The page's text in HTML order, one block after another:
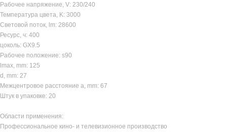
Рабочее напряжение, V: 230/240
Температура цвета, K: 3000
Световой поток, lm: 28600
Ресурс, ч: 400
цоколь: GX9.5
Рабочее положение: s90
lmax, mm: 125
d, mm: 27
Межцентровое расстояние a, mm: 67
Штук в упаковке: 20
Области применения:
Профессиональное кино- и телевизионное производство